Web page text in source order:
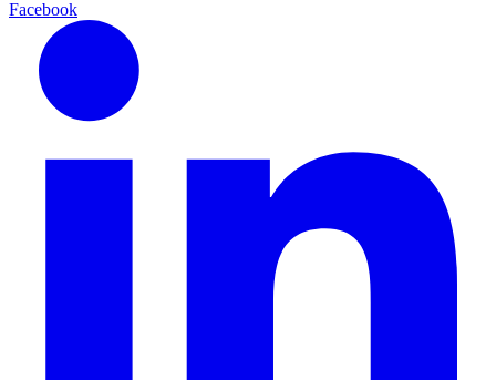
Facebook